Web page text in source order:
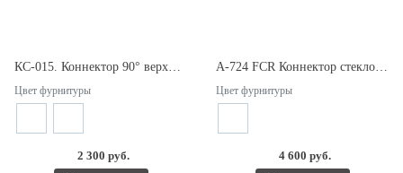
КC-015. Коннектор 90° верхний угловой.
Цвет фурнитуры
2 300 руб.
A-724 FCR Коннектор стекло-стекло 180°. Для стекла 8/10мм.
Цвет фурнитуры
4 600 руб.